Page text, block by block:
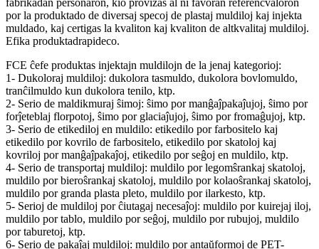
fabrikadan personaron, kio provizas al ni favoran referencvaloron
por la produktado de diversaj specoj de plastaj muldiloj kaj injekta
muldado, kaj certigas la kvaliton kaj kvaliton de altkvalitaj muldiloj.
Efika produktadrapideco.
FCE ĉefe produktas injektajn muldilojn de la jenaj kategorioj:
1- Dukoloraj muldiloj: dukolora tasmuldo, dukolora bovlomuldo,
tranĉilmuldo kun dukolora tenilo, ktp.
2- Serio de maldikmuraj ŝimoj: ŝimo por manĝaĵpakaĵujoj, ŝimo por
forĵeteblaj florpotoj, ŝimo por glaciaĵujoj, ŝimo por fromaĝujoj, ktp.
3- Serio de etikediloj en muldilo: etikedilo por farbositelo kaj
etikedilo por kovrilo de farbositelo, etikedilo por skatoloj kaj
kovriloj por manĝaĵpakaĵoj, etikedilo por seĝoj en muldilo, ktp.
4- Serio de transportaj muldiloj: muldilo por legomŝrankaj skatoloj,
muldilo por bieroŝrankaj skatoloj, muldilo por kolaoŝrankaj skatoloj,
muldilo por granda plasta pleto, muldilo por ilarkesto, ktp.
5- Serioj de muldiloj por ĉiutagaj necesaĵoj: muldilo por kuirejaj iloj,
muldilo por tablo, muldilo por seĝoj, muldilo por rubujoj, muldilo
por taburetoj, ktp.
6- Serio de pakaĵaj muldiloj: muldilo por antaŭformoj de PET-